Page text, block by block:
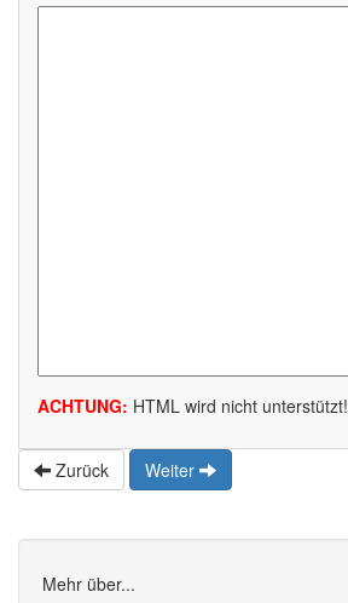
ACHTUNG: HTML wird nicht unterstützt!
Zurück Weiter
Mehr über...